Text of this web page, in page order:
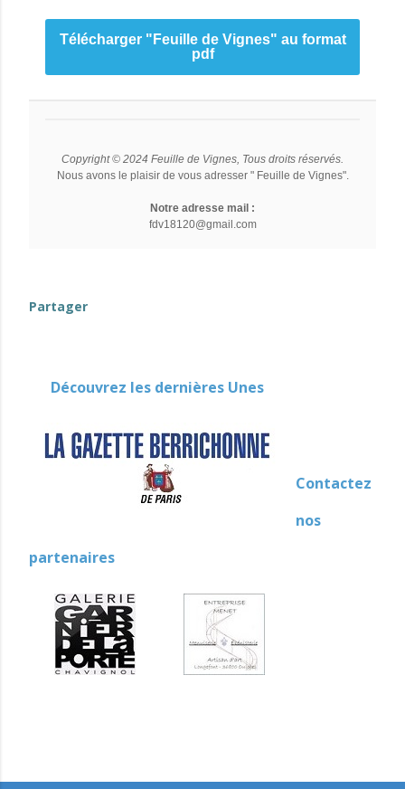
Télécharger "Feuille de Vignes" au format
pdf
Copyright © 2024 Feuille de Vignes, Tous droits réservés.
Nous avons le plaisir de vous adresser " Feuille de Vignes".
Notre adresse mail :
fdv18120@gmail.com
Partager
Découvrez les dernières Unes
Contactez
nos
partenaires